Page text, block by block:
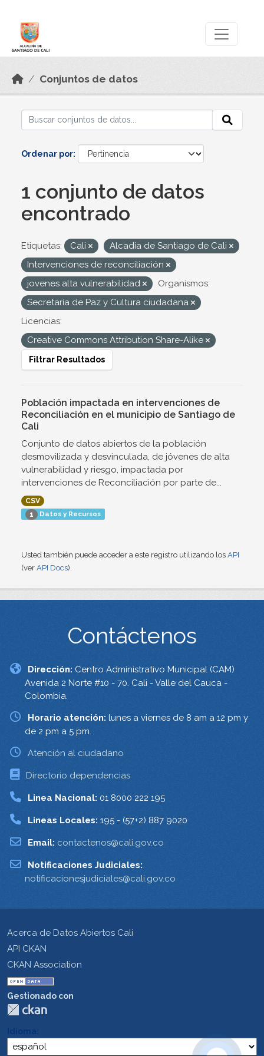
Conjuntos de datos
Ordenar por
1 conjunto de datos
encontrado
Etiquetas: Cali
Alcadía de Santiago de Cali
Intervenciones de reconciliación
jovenes alta vulnerabilidad
Organismos:
Secretaría de Paz y Cultura ciudadana
Licencias:
Creative Commons Attribution Share-Alike
Filtrar Resultados
Población impactada en intervenciones de
Reconciliación en el municipio de Santiago de
Cali
Conjunto de datos abiertos de la población
desmovilizada y desvinculada, de jóvenes de alta
vulnerabilidad y riesgo, impactada por
intervenciones de Reconciliación por parte de...
CSV
1 Datos y Recursos
Usted también puede acceder a este registro utilizando los API
(ver API Docs).
Contáctenos
Dirección: Centro Administrativo Municipal (CAM)
Avenida 2 Norte #10 - 70. Cali - Valle del Cauca -
Colombia.
Horario atención: lunes a viernes de 8 am a 12 pm y
de 2 pm a 5 pm.
Atención al ciudadano
Directorio dependencias
Linea Nacional: 01 8000 222 195
Lineas Locales: 195 - (57+2) 887 9020
Email: contactenos@cali.gov.co
Notificaciones Judiciales:
notificacionesjudiciales@cali.gov.co
Acerca de Datos Abiertos Cali
API CKAN
CKAN Association
Gestionado con